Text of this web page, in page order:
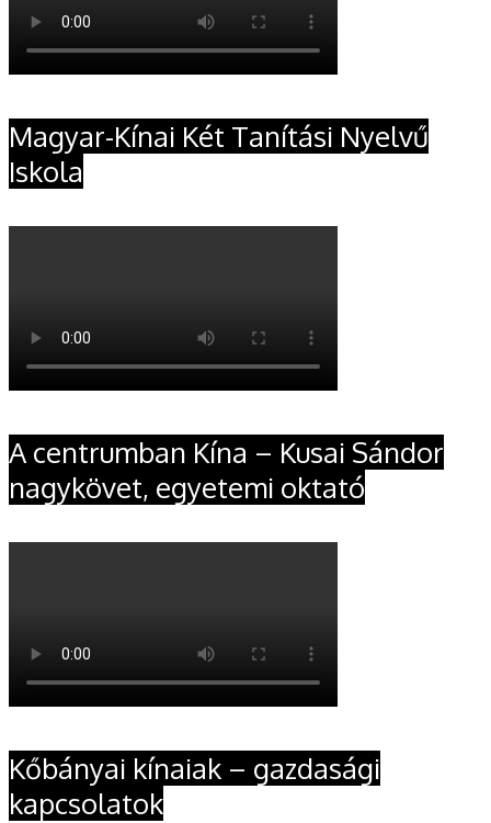
Magyar-Kínai Két Tanítási Nyelvű
Iskola
A centrumban Kína – Kusai Sándor
nagykövet, egyetemi oktató
Kőbányai kínaiak – gazdasági
kapcsolatok